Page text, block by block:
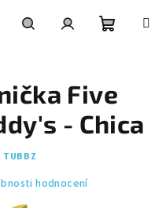
košík
Five
- Chica
TUBBZ
hodnocení